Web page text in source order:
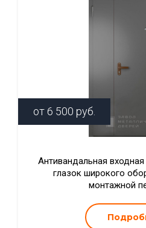
от 6 500 руб.
Антивандальная
глазок широкого
монтажной